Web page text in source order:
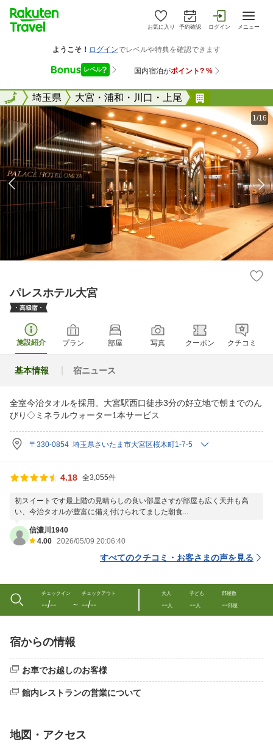
お気に入り 予約確認 ログイン メニュー
全国埼玉県 大宮・浦和・川口・上尾
全国
1/16
パレスホテル大宮
施設紹介 プラン 部屋 写真 クーポン クチコミ
基本情報 宿ニュース
全室今治タオルを採用。大宮駅西口徒歩3分の好立地で朝までのん
びり◇ミネラルウォーター1本サービス
〒330-0854 埼玉県さいたま市大宮区桜木町1-7-5
4.18 全3,055件
初スイートです最上階の見晴らしの良い部屋さすが部屋も広く天井も高
い、今治タオルが豊富に備え付けられてました朝食...
信濃川1940
4.00 2026/05/09 20:06:40
すべてのクチコミ・お客さまの声を見る
チェックイン
--/-- 〜
チェックアウト
--/--
大人
--人
子ども
--人
部屋数
--部屋
宿からの情報
お車でお越しのお客様
館内レストランの営業について
地図・アクセス